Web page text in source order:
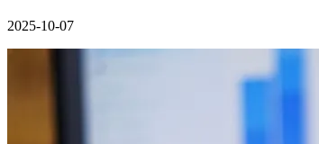
2025-10-07